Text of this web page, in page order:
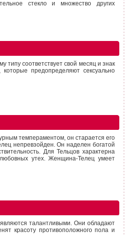
стекло и множество других
типу соответствует свой месяц и знак
предопределяют сексуально
темпераментом, он старается его
непревзойден. Он наделен богатой
Для Тельцов характерна
утех. Женщина-Телец умеет
талантливыми. Они обладают
красоту противоположного пола и